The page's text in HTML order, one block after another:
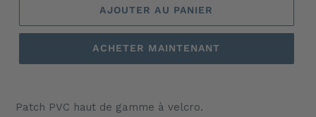
AJOUTER AU PANIER
ACHETER MAINTENANT
Patch PVC haut de gamme à velcro.